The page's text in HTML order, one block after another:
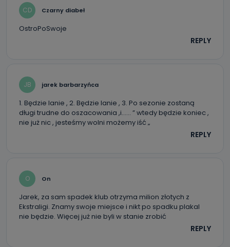
CD Czarny diabeł
OstroPoSwoje
REPLY
JB jarek barbarzyńca
1. Będzie lanie , 2. Będzie lanie , 3. Po sezonie zostaną
długi trudne do oszacowania ,i…… ” wtedy będzie koniec ,
nie już nic , jesteśmy wolni możemy iść „
REPLY
O On
Jarek, za sam spadek klub otrzyma milion złotych z
Ekstraligi. Znamy swoje miejsce i nikt po spadku plakal
nie będzie. Więcej już nie byli w stanie zrobić
REPLY